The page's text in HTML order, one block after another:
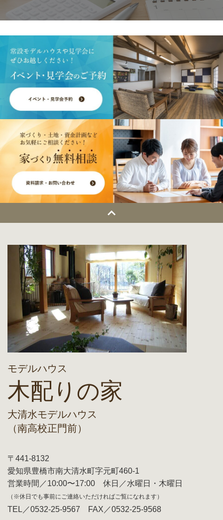
モデルハウス
木配りの家
大清水モデルハウス
（南高校正門前）
〒441-8132
愛知県豊橋市南大清水町字元町460-1
営業時間／10:00〜17:00 休日／水曜日・木曜日
（※休日でも事前にご連絡いただければご覧になれます）
TEL／0532-25-9567 FAX／0532-25-9568